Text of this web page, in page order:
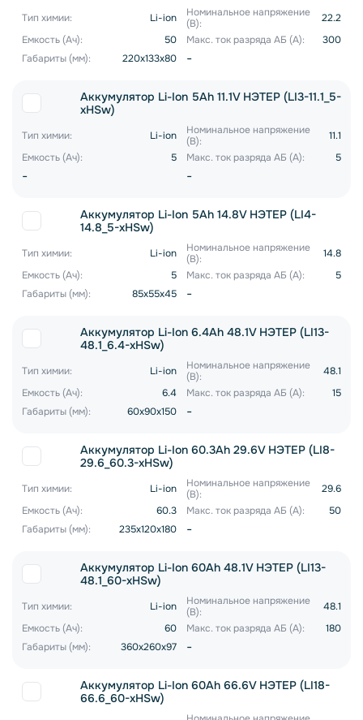
Тип химии: Li-ion
Номинальное напряжение
(В):
22.2
Емкость (Ач):
50 Макс. ток разряда АБ (А):
300
Габариты (мм):
220x133x80 -
Аккумулятор Li-Ion 5Ah 11.1V НЭТЕР (LI3-11.1_5-
xHSw)
Тип химии: Li-ion
Номинальное напряжение
(В):
11.1
Емкость (Ач):
5 Макс. ток разряда АБ (А): 5
- -
Аккумулятор Li-Ion 5Ah 14.8V НЭТЕР (LI4-
14.8_5-xHSw)
Тип химии: Li-ion
Номинальное напряжение
(В):
14.8
Емкость (Ач):
5 Макс. ток разряда АБ (А):
5
Габариты (мм):
85x55x45 -
Аккумулятор Li-Ion 6.4Ah 48.1V НЭТЕР (LI13-
48.1_6.4-xHSw)
Тип химии: Li-ion
Номинальное напряжение
(В):
48.1
Емкость (Ач):
6.4 Макс. ток разряда АБ (А):
15
Габариты (мм):
60x90x150 -
Аккумулятор Li-Ion 60.3Ah 29.6V НЭТЕР (LI8-
29.6_60.3-xHSw)
Тип химии: Li-ion
Номинальное напряжение
(В):
29.6
Емкость (Ач):
60.3 Макс. ток разряда АБ (А):
50
Габариты (мм):
235x120x180 -
Аккумулятор Li-Ion 60Ah 48.1V НЭТЕР (LI13-
48.1_60-xHSw)
Тип химии: Li-ion
Номинальное напряжение
(В):
48.1
Емкость (Ач):
60 Макс. ток разряда АБ (А):
180
Габариты (мм):
360x260x97 -
Аккумулятор Li-Ion 60Ah 66.6V НЭТЕР (LI18-
66.6_60-xHSw)